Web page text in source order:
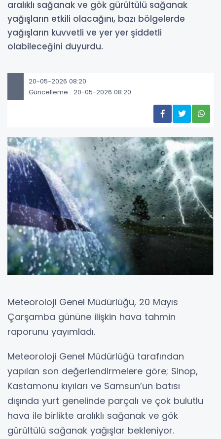
aralıklı sağanak ve gök gürültülü sağanak
yağışların etkili olacağını, bazı bölgelerde
yağışların kuvvetli ve yer yer şiddetli
olabileceğini duyurdu.
20-05-2026 08:20
Güncelleme : 20-05-2026 08:20
Meteoroloji Genel Müdürlüğü, 20 Mayıs
Çarşamba gününe ilişkin hava tahmin
raporunu yayımladı.
Meteoroloji Genel Müdürlüğü tarafından
yapılan son değerlendirmelere göre; Sinop,
Kastamonu kıyıları ve Samsun’un batısı
dışında yurt genelinde parçalı ve çok bulutlu
hava ile birlikte aralıklı sağanak ve gök
gürültülü sağanak yağışlar bekleniyor.